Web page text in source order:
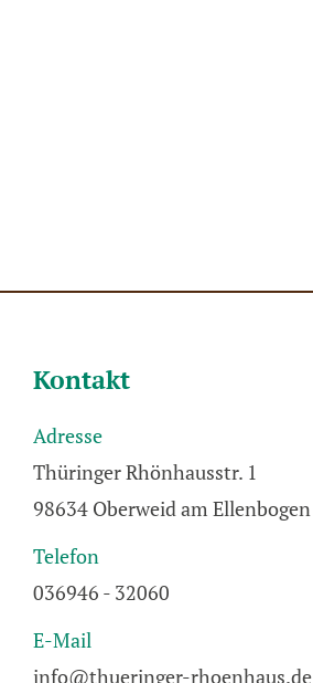
Kontakt
Adresse
Thüringer Rhönhausstr. 1
98634 Oberweid am Ellenbogen
Telefon
036946 - 32060
E-Mail
info@thueringer-rhoenhaus.de